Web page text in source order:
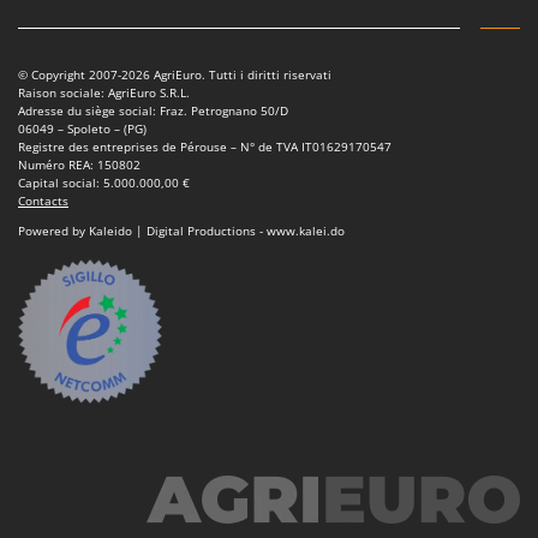
U
Udor
Unger
V
Verdemax
Vesco
Volpi
W
Waldner
Weber
WIDU
Wolf Garten
© Copyright 2007-2026 AgriEuro. Tutti i diritti riservati
Raison sociale: AgriEuro S.R.L.
Adresse du siège social: Fraz. Petrognano 50/D
06049 – Spoleto – (PG)
Registre des entreprises de Pérouse – N° de TVA IT01629170547
Numéro REA: 150802
Capital social: 5.000.000,00 €
Contacts
Powered by Kaleido | Digital Productions - www.kalei.do